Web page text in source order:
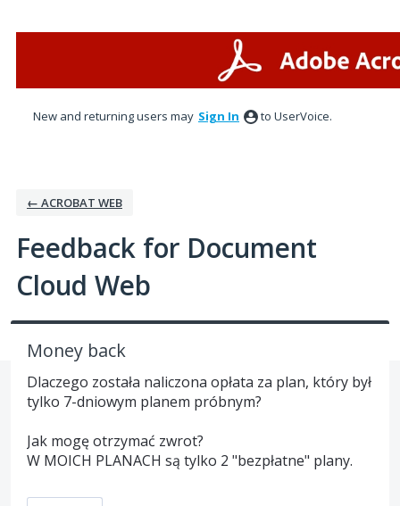
New and returning users may Sign In to UserVoice.
← ACROBAT WEB
Feedback for Document
Cloud Web
Money back
Dlaczego została naliczona opłata za plan, który był
tylko 7-dniowym planem próbnym?
Jak mogę otrzymać zwrot?
W MOICH PLANACH są tylko 2 "bezpłatne" plany.